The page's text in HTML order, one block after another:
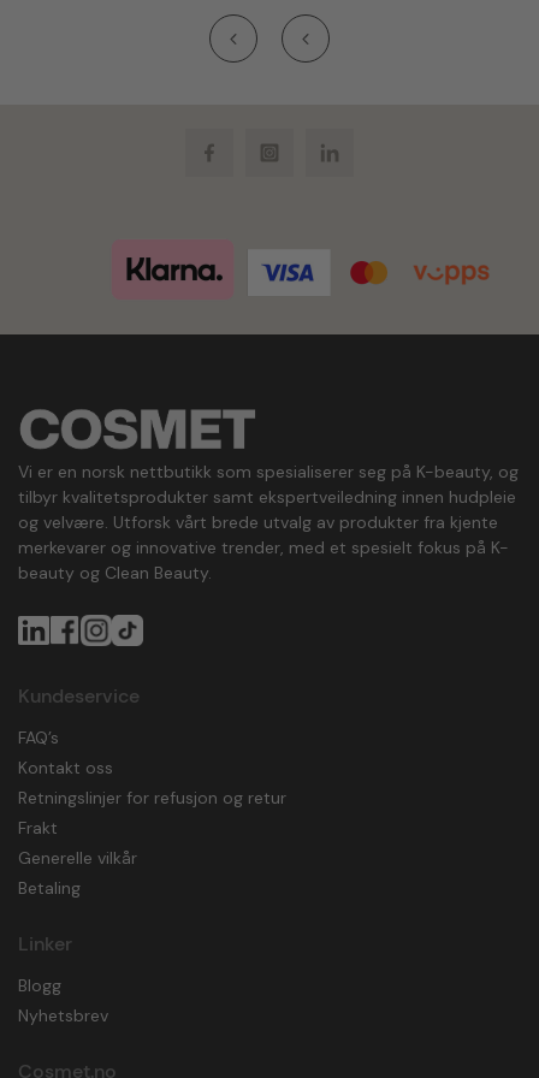
FacebookInstagramLinkedIn
Vi er en norsk nettbutikk som spesialiserer seg på K-beauty, og
tilbyr kvalitetsprodukter samt ekspertveiledning innen hudpleie
og velvære. Utforsk vårt brede utvalg av produkter fra kjente
merkevarer og innovative trender, med et spesielt fokus på K-
beauty og Clean Beauty.
Kundeservice
FAQ’s
Kontakt oss
Retningslinjer for refusjon og retur
Frakt
Generelle vilkår
Betaling
Linker
Blogg
Nyhetsbrev
Cosmet.no